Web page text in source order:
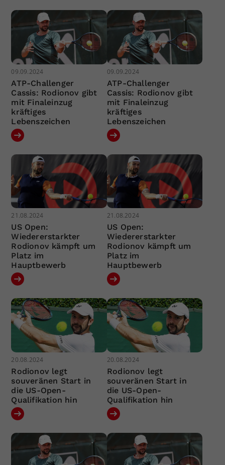
09.09.2024
ATP-Challenger
Cassis: Rodionov gibt
mit Finaleinzug
kräftiges
Lebenszeichen
09.09.2024
ATP-Challenger
Cassis: Rodionov gibt
mit Finaleinzug
kräftiges
Lebenszeichen
21.08.2024
US Open:
Wiedererstarkter
Rodionov kämpft um
Platz im
Hauptbewerb
21.08.2024
US Open:
Wiedererstarkter
Rodionov kämpft um
Platz im
Hauptbewerb
20.08.2024
Rodionov legt
souveränen Start in
die US-Open-
Qualifikation hin
20.08.2024
Rodionov legt
souveränen Start in
die US-Open-
Qualifikation hin